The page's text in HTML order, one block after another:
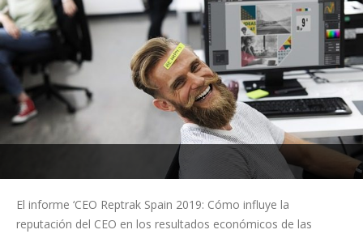
El informe ‘CEO Reptrak Spain 2019: Cómo influye la
reputación del CEO en los resultados económicos de las